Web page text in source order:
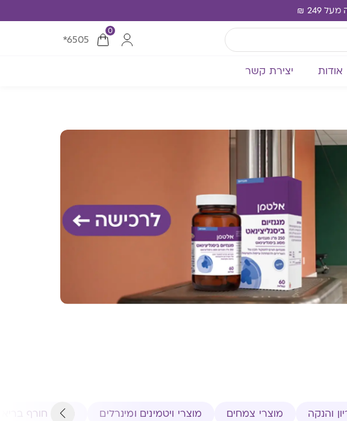
0
*6505
אודות יצירת קשר
והנקה מוצרי צמחים מוצרי ויטמינים ומינרלים מוצרי חורף בריא